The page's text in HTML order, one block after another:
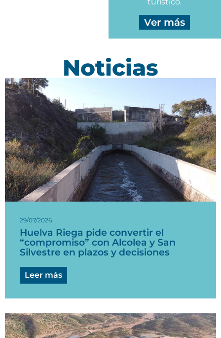
Ver más
Noticias
29/07/2026
Huelva Riega pide convertir el
“compromiso” con Alcolea y San
Silvestre en plazos y decisiones
Leer más